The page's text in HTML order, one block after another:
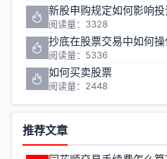
新股申购规定如何影响
阅读量：3328
抄底在股票交易中如何
阅读量：5336
如何买卖股票
阅读量：2448
推荐文章